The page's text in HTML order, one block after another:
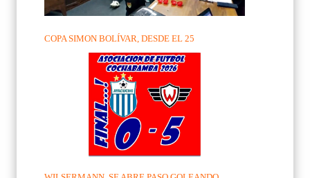
COPA SIMON BOLÍVAR, DESDE EL 25